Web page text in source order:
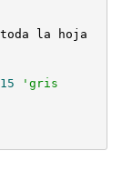
15
'gris